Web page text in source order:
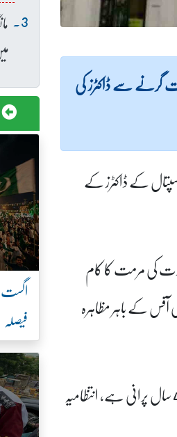
گرنے سے ڈاکٹرز کی
کے ڈاکٹرز کے
کی مرمت کا کام
کے باہر مظاہرہ
پروفیسر محمود ایاز وی سی کنگ ایڈورڈ میڈیکل یونیورسٹی کا کہنا ہے کہ ڈاکٹرز ہاسٹل کی عمارت 41 سال پرانی ہے، انتظامیہ
فیصلہ